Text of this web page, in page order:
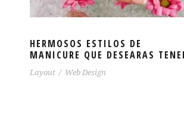
HERMOSOS ESTILOS DE
MANICURE QUE DESEARAS
Layout / Web Design